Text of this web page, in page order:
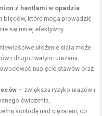
z hantlami w opadzie
błędów, które mogą prowadzić
się mniej efektywny.
ułożenie ciała może
i długotrwałymi urazami,
napięcie stawów oraz
– zwiększa ryzyko urazów i
ćwiczenia,
kontrolę nad ciężarem, co